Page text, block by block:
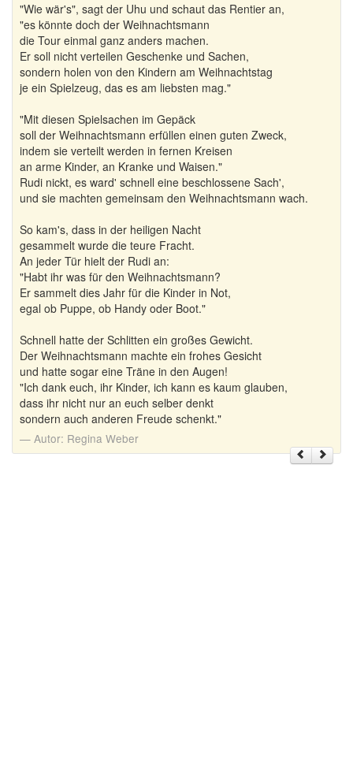
"Wie wär's", sagt der Uhu und schaut das Rentier an,
"es könnte doch der Weihnachtsmann
die Tour einmal ganz anders machen.
Er soll nicht verteilen Geschenke und Sachen,
sondern holen von den Kindern am Weihnachtstag
je ein Spielzeug, das es am liebsten mag."
"Mit diesen Spielsachen im Gepäck
soll der Weihnachtsmann erfüllen einen guten Zweck,
indem sie verteilt werden in fernen Kreisen
an arme Kinder, an Kranke und Waisen."
Rudi nickt, es ward' schnell eine beschlossene Sach',
und sie machten gemeinsam den Weihnachtsmann wach.
So kam's, dass in der heiligen Nacht
gesammelt wurde die teure Fracht.
An jeder Tür hielt der Rudi an:
"Habt ihr was für den Weihnachtsmann?
Er sammelt dies Jahr für die Kinder in Not,
egal ob Puppe, ob Handy oder Boot."
Schnell hatte der Schlitten ein großes Gewicht.
Der Weihnachtsmann machte ein frohes Gesicht
und hatte sogar eine Träne in den Augen!
"Ich dank euch, ihr Kinder, ich kann es kaum glauben,
dass ihr nicht nur an euch selber denkt
sondern auch anderen Freude schenkt."
Autor: Regina Weber